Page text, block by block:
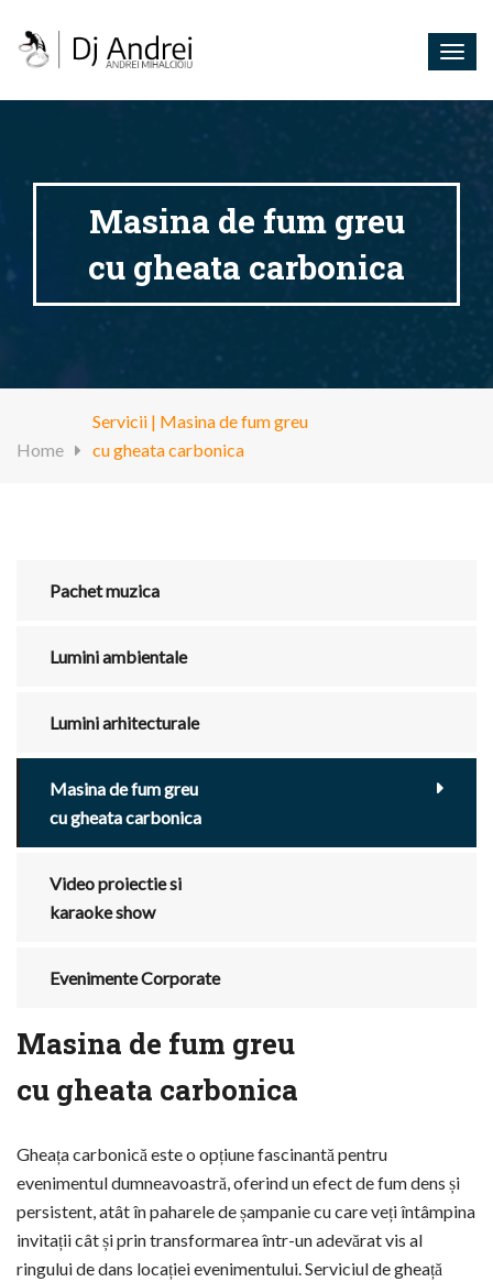
Masina de fum greu
cu gheata carbonica
Home
Servicii | Masina de fum greu
cu gheata carbonica
Pachet muzica
Lumini ambientale
Lumini arhitecturale
Masina de fum greu
cu gheata carbonica
Video proiectie si
karaoke show
Evenimente Corporate
Masina de fum greu
cu gheata carbonica
Gheața carbonică este o opțiune fascinantă pentru
evenimentul dumneavoastră, oferind un efect de fum dens și
persistent, atât în paharele de șampanie cu care veți întâmpina
invitații cât și prin transformarea într-un adevărat vis al
ringului de dans locației evenimentului. Serviciul de gheață